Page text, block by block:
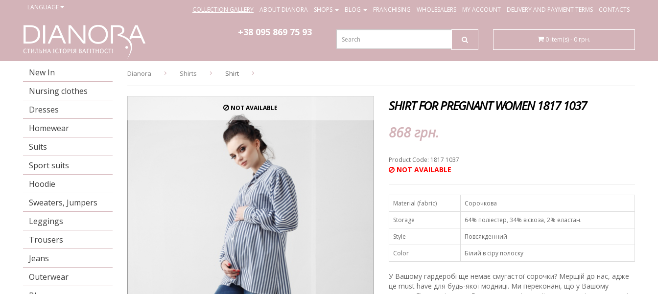
LANGUAGE COLLECTION GALLERY ABOUT DIANORA SHOPS BLOG FRANCHISING WHOLESALERS MY ACCOUNT DELIVERY AND PAYMENT TERMS CONTACTS
+38 095 869 75 93
0 item(s) - 0 грн.
New In
Nursing clothes
Dresses
Homewear
Suits
Sport suits
Hoodie
Sweaters, Jumpers
Leggings
Trousers
Jeans
Outerwear
Dianora Shirts Shirt
NOT AVAILABLE SHIRT FOR PREGNANT WOMEN 1817 1037
868 грн.
Product Code: 1817 1037
NOT AVAILABLE
Material (fabric)
Сорочкова
Storage
64% поліестер, 34% віскоза, 2% еластан.
Style
Повсякденний
Color
Білий в сіру полоску
У Вашому гардеробі ще немає смугастої сорочки? Мерщій до нас, адже
це must have для будь-якої модниці. Ми переконані, що у Вашому